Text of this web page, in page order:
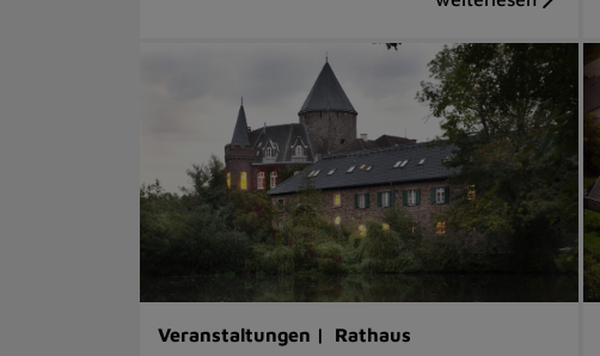
Veranstaltungen | Rathaus